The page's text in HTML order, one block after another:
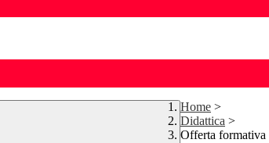
Home >
Didattica >
Offerta formativa